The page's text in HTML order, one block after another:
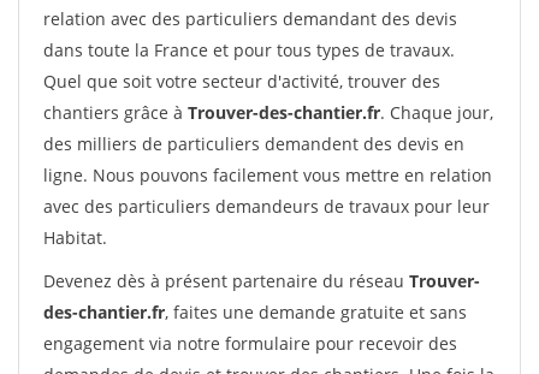
relation avec des particuliers demandant des devis
dans toute la France et pour tous types de travaux.
Quel que soit votre secteur d'activité, trouver des
chantiers grâce à Trouver-des-chantier.fr. Chaque jour,
des milliers de particuliers demandent des devis en
ligne. Nous pouvons facilement vous mettre en relation
avec des particuliers demandeurs de travaux pour leur
Habitat.
Devenez dès à présent partenaire du réseau Trouver-
des-chantier.fr, faites une demande gratuite et sans
engagement via notre formulaire pour recevoir des